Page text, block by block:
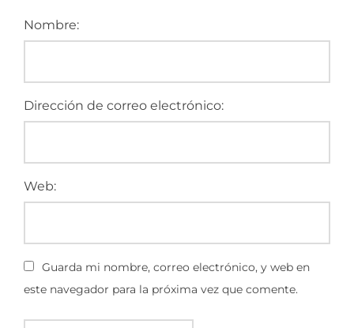
Nombre:
Dirección de correo electrónico:
Web:
Guarda mi nombre, correo electrónico, y web en
este navegador para la próxima vez que comente.